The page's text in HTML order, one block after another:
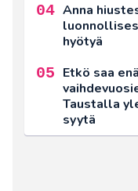
Anna
hyötyä
Etkö saa
Taustalla
syytä